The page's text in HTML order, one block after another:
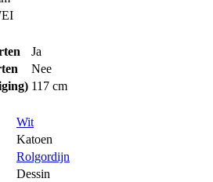
Ja
Nee
117 cm
Wit
Katoen
Rolgordijn
Dessin